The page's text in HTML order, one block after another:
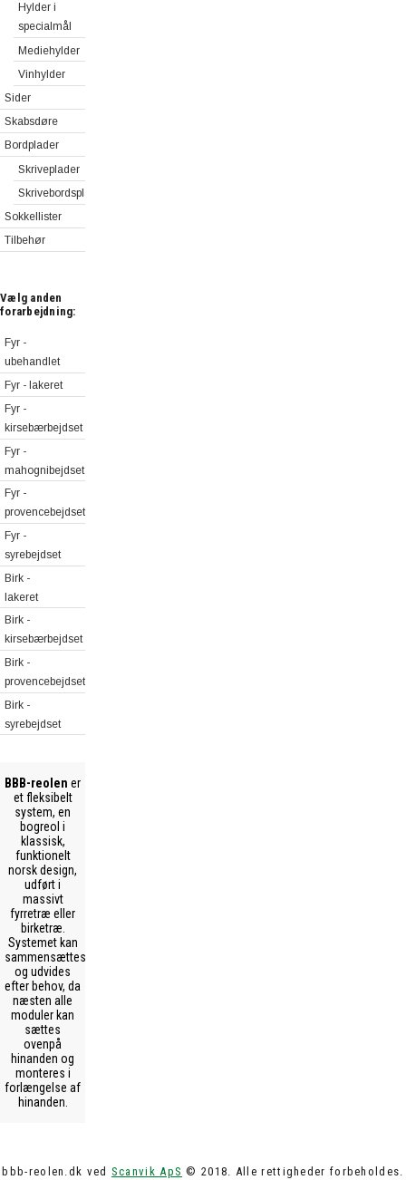
Hylder i
specialmål
Mediehylder
Vinhylder
Sider
Skabsdøre
Bordplader
Skriveplader
Skrivebordsplader
Sokkellister
Tilbehør
Vælg anden
forarbejdning:
Fyr -
ubehandlet
Fyr - lakeret
Fyr -
kirsebærbejdset
Fyr -
mahognibejdset
Fyr -
provencebejdset
Fyr -
syrebejdset
Birk -
lakeret
Birk -
kirsebærbejdset
Birk -
provencebejdset
Birk -
syrebejdset
BBB-reolen er
et fleksibelt
system, en
bogreol i
klassisk,
funktionelt
norsk design,
udført i
massivt
fyrretræ eller
birketræ.
Systemet kan
sammensættes
og udvides
efter behov, da
næsten alle
moduler kan
sættes
ovenpå
hinanden og
monteres i
forlængelse af
hinanden.
bbb-reolen.dk ved Scanvik ApS © 2018. Alle rettigheder forbeholdes.